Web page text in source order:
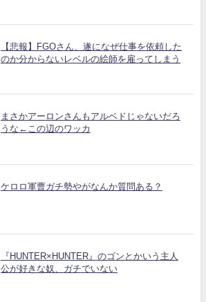
【悲報】FGOさん、遂になぜ仕事を依頼した
のか分からないレベルの絵師を雇ってしまう
まさかアーロンさんもアルベドじゃないだろ
うな←この辺のワッカ
ケロロ軍曹ガチ勢やがなんか質問ある？
『HUNTER×HUNTER』のゴンとかいう主人
公が好きな奴、ガチでいない